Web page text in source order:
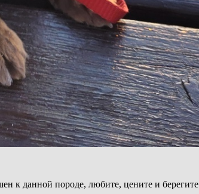
к данной породе, любите, цените и берегите